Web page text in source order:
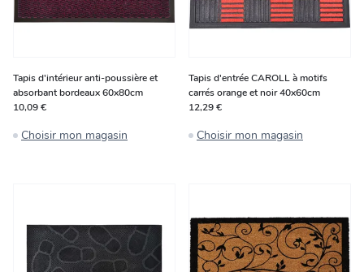
Tapis d'intérieur anti-poussière et
absorbant bordeaux 60x80cm
10,09 €
Choisir mon magasin
Tapis d'entrée CAROLL à motifs
carrés orange et noir 40x60cm
12,29 €
Choisir mon magasin